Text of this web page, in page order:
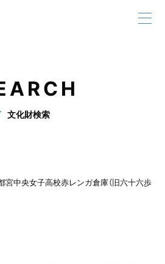
文化財検索
都宮中央女子高校赤レンガ倉庫（旧六十六歩兵